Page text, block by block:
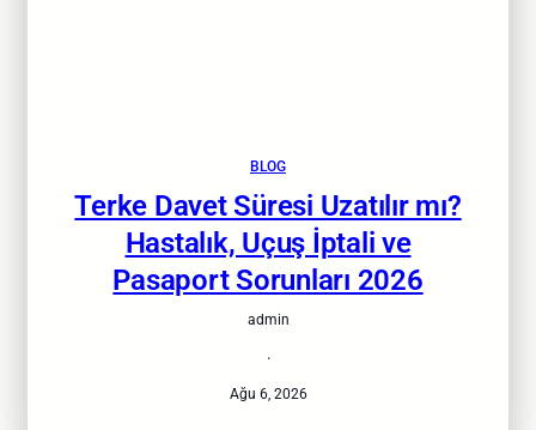
BLOG
Terke Davet Süresi Uzatılır mı?
Hastalık, Uçuş İptali ve
Pasaport Sorunları 2026
admin
·
Ağu 6, 2026